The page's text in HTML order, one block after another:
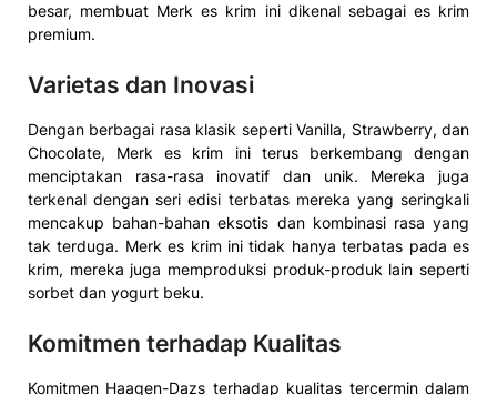
besar, membuat Merk es krim ini dikenal sebagai es krim
premium.
Varietas dan Inovasi
Dengan berbagai rasa klasik seperti Vanilla, Strawberry, dan
Chocolate, Merk es krim ini terus berkembang dengan
menciptakan rasa-rasa inovatif dan unik. Mereka juga
terkenal dengan seri edisi terbatas mereka yang seringkali
mencakup bahan-bahan eksotis dan kombinasi rasa yang
tak terduga. Merk es krim ini tidak hanya terbatas pada es
krim, mereka juga memproduksi produk-produk lain seperti
sorbet dan yogurt beku.
Komitmen terhadap Kualitas
Komitmen Haagen-Dazs terhadap kualitas tercermin dalam